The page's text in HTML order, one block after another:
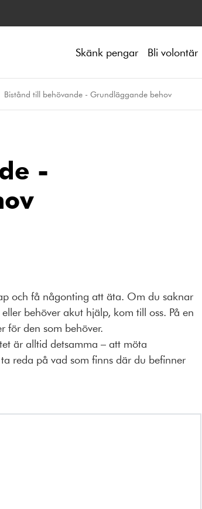
Skänk pengar Bli volontär
Bistånd till behövande - Grundläggande behov
-
och få någonting att äta. Om du saknar
behöver akut hjälp, kom till oss. På en
för den som behöver.
är alltid detsamma – att möta
reda på vad som finns där du befinner